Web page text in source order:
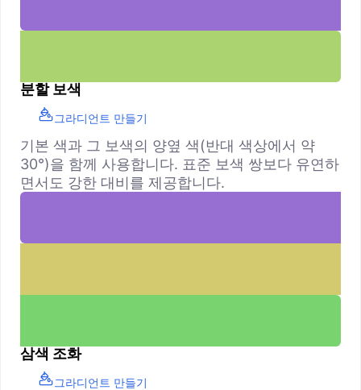
분할 보색
그라디언트 만들기
기본 색과 그 보색의 양옆 색(반대 색상에서 약
30°)을 함께 사용합니다. 표준 보색 쌍보다 유연하
면서도 강한 대비를 제공합니다.
삼색 조화
그라디언트 만들기